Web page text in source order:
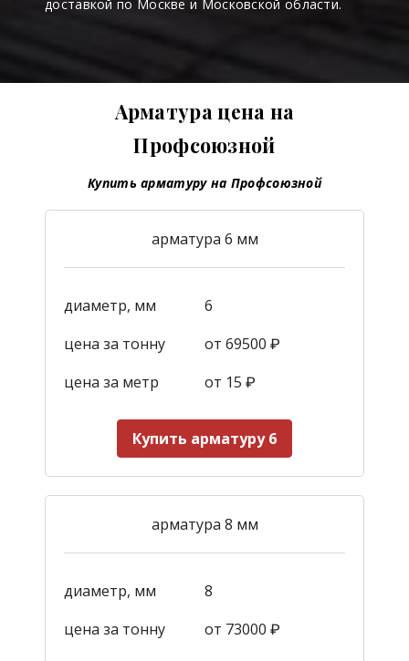
доставкой по Москве и Московской области.
Арматура цена на
Профсоюзной
Купить арматуру на Профсоюзной
арматура 6 мм
диаметр, мм
6
цена за тонну
от 69500 ₽
цена за метр
от 15 ₽
Купить арматуру 6
арматура 8 мм
диаметр, мм
8
цена за тонну
от 73000 ₽